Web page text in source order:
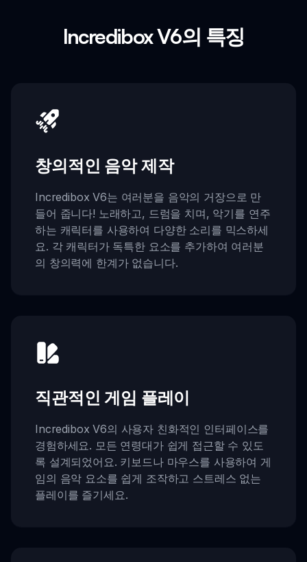
Incredibox V6의 특징
창의적인 음악 제작
Incredibox V6는 여러분을 음악의 거장으로 만
들어 줍니다! 노래하고, 드럼을 치며, 악기를 연주
하는 캐릭터를 사용하여 다양한 소리를 믹스하세
요. 각 캐릭터가 독특한 요소를 추가하여 여러분
의 창의력에 한계가 없습니다.
직관적인 게임 플레이
Incredibox V6의 사용자 친화적인 인터페이스를
경험하세요. 모든 연령대가 쉽게 접근할 수 있도
록 설계되었어요. 키보드나 마우스를 사용하여 게
임의 음악 요소를 쉽게 조작하고 스트레스 없는
플레이를 즐기세요.